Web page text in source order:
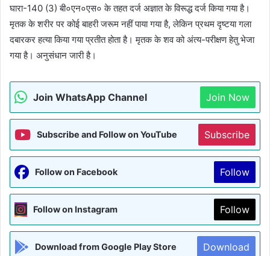
घारा-140 (3) बी०एन०एस० के तहत दर्ज अज्ञात के विरूद्ध दर्ज किया गया है।
मृतक के शरीर पर कोई बाहरी जरूम नहीं पाया गया है, लेकिन प्रथम दृष्टया गला
दबारकर हत्या किया गया प्रतीत होता है। मृतक के शव को अंत्य-परीक्षण हेतु भेजा
गया है। अनुसंधान जारी है।
Join WhatsApp Channel Join Now
Subscribe and Follow on YouTube Subscribe
Follow on Facebook Follow
Follow on Instagram Follow
Download from Google Play Store Download